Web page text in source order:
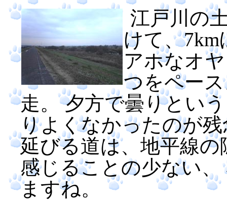
江戸川の
けて、
アホなオ
つをペー
走。 夕方で曇りとい
りよくなかったのが
延びる道は、地平線
感じることの少ない
ますね。